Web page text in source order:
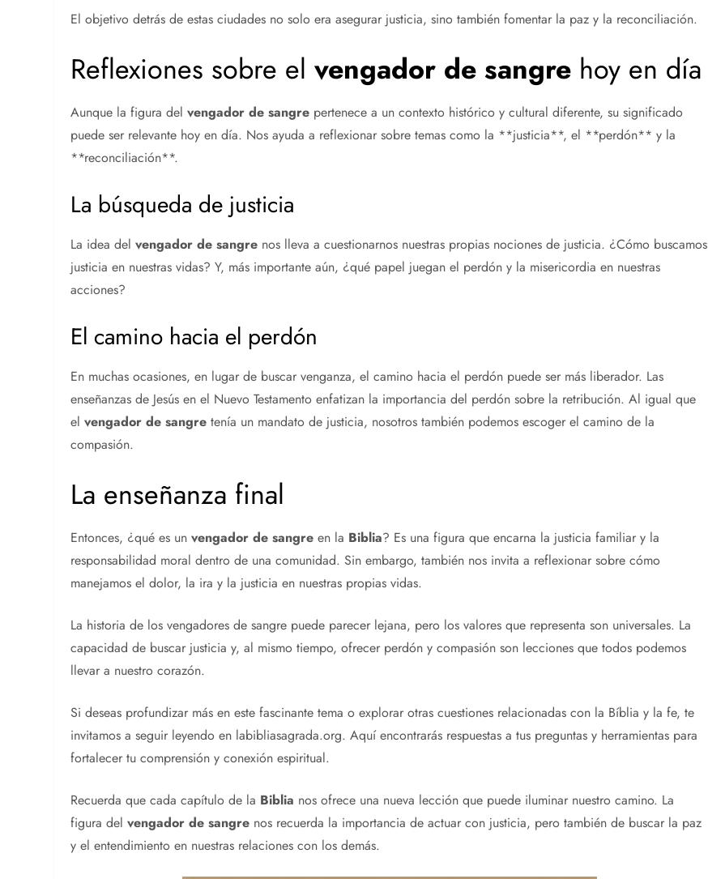
El objetivo detrás de estas ciudades no solo era asegurar justicia, sino también fomentar la paz y la reconciliación.
Reflexiones sobre elvengador de sangre hoy en día
Aunque la figura delvengador de sangre pertenece a un contexto histórico y cultural diferente, su significado
puede ser relevante hoy en día. Nos ayuda a reflexionar sobre temas como la **justicia**, el **perdón** y la
**reconciliación**.
La búsqueda de justicia
La idea delvengador de sangre nos lleva a cuestionarnos nuestras propias nociones de justicia. ¿Cómo buscamos
justicia en nuestras vidas? Y, más importante aún, ¿qué papel juegan el perdón y la misericordia en nuestras
acciones?
El camino hacia el perdón
En muchas ocasiones, en lugar de buscar venganza, el camino hacia el perdón puede ser más liberador. Las
enseñanzas de Jesús en el Nuevo Testamento enfatizan la importancia del perdón sobre la retribución. Al igual que
elvengador de sangre tenía un mandato de justicia, nosotros también podemos escoger el camino de la
compasión.
La enseñanza final
Entonces, ¿qué es unvengador de sangre en la Biblia? Es una figura que encarna la justicia familiar y la
responsabilidad moral dentro de una comunidad. Sin embargo, también nos invita a reflexionar sobre cómo
manejamos el dolor, la ira y la justicia en nuestras propias vidas.
La historia de los vengadores de sangre puede parecer lejana, pero los valores que representa son universales. La
capacidad de buscar justicia y, al mismo tiempo, ofrecer perdón y compasión son lecciones que todos podemos
llevar a nuestro corazón.
Si deseas profundizar más en este fascinante tema o explorar otras cuestiones relacionadas con la Bíblia y la fe, te
invitamos a seguir leyendo en labibliasagrada.org. Aquí encontrarás respuestas a tus preguntas y herramientas para
fortalecer tu comprensión y conexión espiritual.
Recuerda que cada capítulo de la Biblia nos ofrece una nueva lección que puede iluminar nuestro camino. La
figura delvengador de sangre nos recuerda la importancia de actuar con justicia, pero también de buscar la paz
y el entendimiento en nuestras relaciones con los demás.